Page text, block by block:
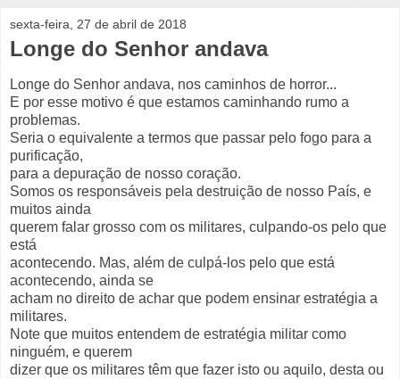
sexta-feira, 27 de abril de 2018
Longe do Senhor andava
Longe do Senhor andava, nos caminhos de horror...
E por esse motivo é que estamos caminhando rumo a
problemas.
Seria o equivalente a termos que passar pelo fogo para a
purificação,
para a depuração de nosso coração.
Somos os responsáveis pela destruição de nosso País, e
muitos ainda
querem falar grosso com os militares, culpando-os pelo que
está
acontecendo. Mas, além de culpá-los pelo que está
acontecendo, ainda se
acham no direito de achar que podem ensinar estratégia a
militares.
Note que muitos entendem de estratégia militar como
ninguém, e querem
dizer que os militares têm que fazer isto ou aquilo, desta ou